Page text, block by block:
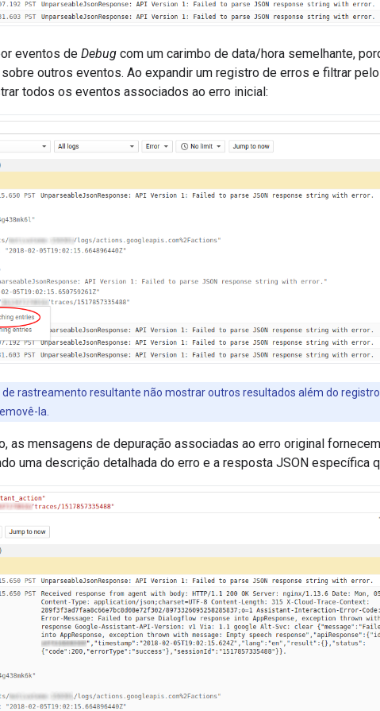
eventos de Debug com um carimbo de data/hora semelhante,
outros eventos. Ao expandir um registro de erros e filtrar
todos os eventos associados ao erro inicial:
rastreamento resultante não mostrar outros resultados além do
la.
as mensagens de depuração associadas ao erro original
uma descrição detalhada do erro e a resposta JSON específica